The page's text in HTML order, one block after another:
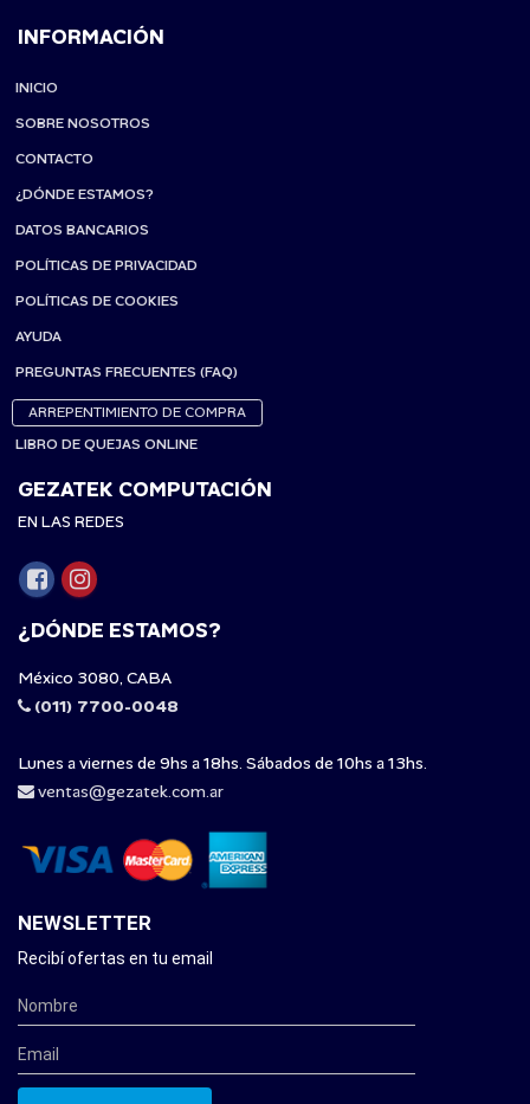
INFORMACIÓN
INICIO
SOBRE NOSOTROS
CONTACTO
¿DÓNDE ESTAMOS?
DATOS BANCARIOS
POLÍTICAS DE PRIVACIDAD
POLÍTICAS DE COOKIES
AYUDA
PREGUNTAS FRECUENTES (FAQ)
ARREPENTIMIENTO DE COMPRA
LIBRO DE QUEJAS ONLINE
GEZATEK COMPUTACIÓN
EN LAS REDES
¿DÓNDE ESTAMOS?
México 3080, CABA
(011) 7700-0048
Lunes a viernes de 9hs a 18hs. Sábados de 10hs a 13hs.
ventas@gezatek.com.ar
NEWSLETTER
Recibí ofertas en tu email